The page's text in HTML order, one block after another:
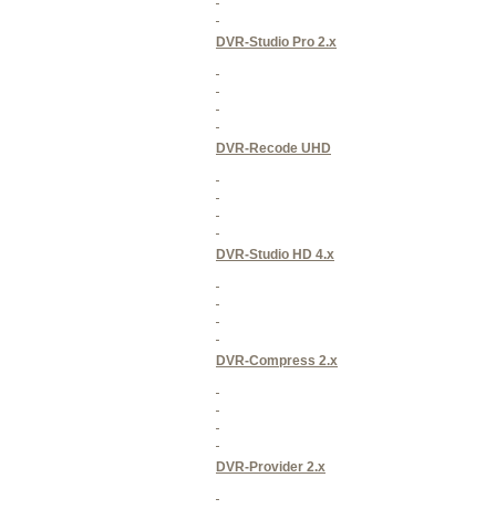
DVR-Studio Pro 2.x
DVR-Recode UHD
DVR-Studio HD 4.x
DVR-Compress 2.x
DVR-Provider 2.x